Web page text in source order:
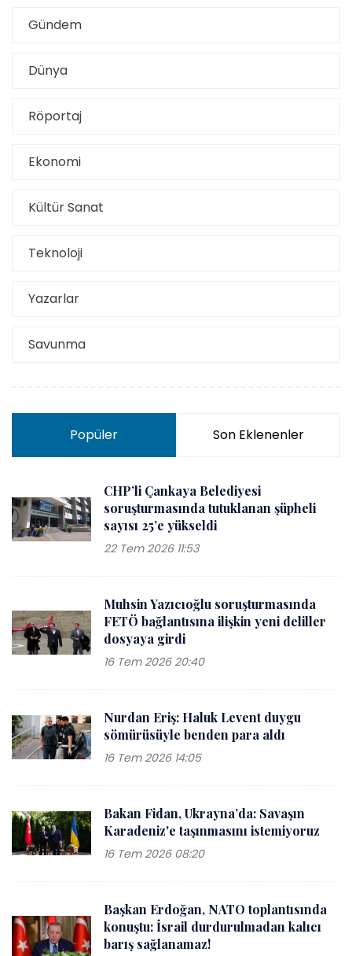
Gündem
Dünya
Röportaj
Ekonomi
Kültür Sanat
Teknoloji
Yazarlar
Savunma
Popüler Son Eklenenler
CHP’li Çankaya Belediyesi
soruşturmasında tutuklanan şüpheli
sayısı 25’e yükseldi
22 Tem 2026 11:53
Muhsin Yazıcıoğlu soruşturmasında
FETÖ bağlantısına ilişkin yeni deliller
dosyaya girdi
16 Tem 2026 20:40
Nurdan Eriş: Haluk Levent duygu
sömürüsüyle benden para aldı
16 Tem 2026 14:05
Bakan Fidan, Ukrayna’da: Savaşın
Karadeniz'e taşınmasını istemiyoruz
16 Tem 2026 08:20
Başkan Erdoğan, NATO toplantısında
konuştu: İsrail durdurulmadan kalıcı
barış sağlanamaz!